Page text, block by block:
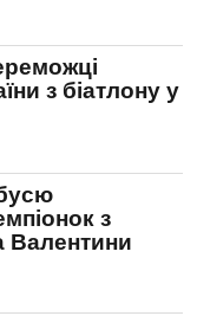
з біатлону у
з
Валентини